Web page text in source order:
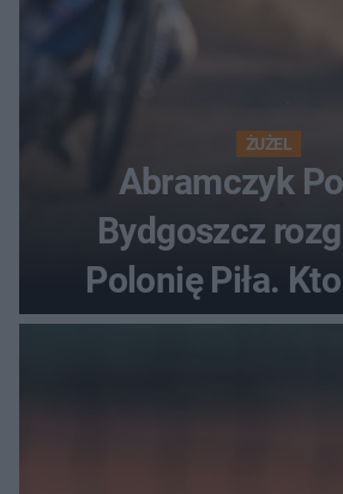
ŻUŻEL
Abramczyk
Bydgoszcz
Polonię Piła.
najwięcej